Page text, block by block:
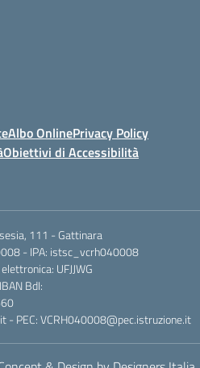
Albo OnlinePrivacy Policy
Obiettivi di Accessibilità
111 - Gattinara
- IPA: istsc_vcrh040008
UFJJWG
BdI:
- PEC: VCRH040008@pec.istruzione.it